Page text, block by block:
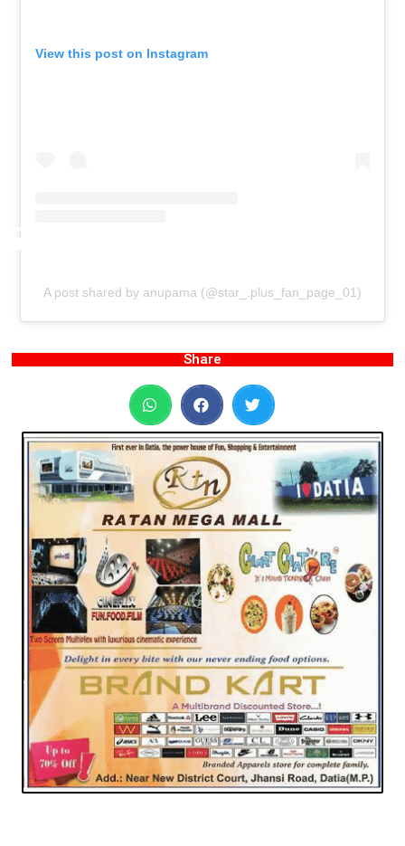
View this post on Instagram
A post shared by anupama (@star_.plus_fan_page_01)
Share